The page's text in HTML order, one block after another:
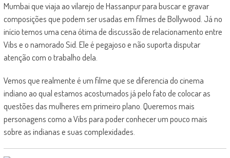
Mumbai que viaja ao vilarejo de Hassanpur para buscar e gravar
composições que podem ser usadas em filmes de Bollywood. Já no
início temos uma cena ótima de discussão de relacionamento entre
Vibs e o namorado Sid. Ele é pegajoso e não suporta disputar
atenção com o trabalho dela.
Vemos que realmente é um filme que se diferencia do cinema
indiano ao qual estamos acostumados já pelo fato de colocar as
questões das mulheres em primeiro plano. Queremos mais
personagens como a Vibs para poder conhecer um pouco mais
sobre as indianas e suas complexidades.